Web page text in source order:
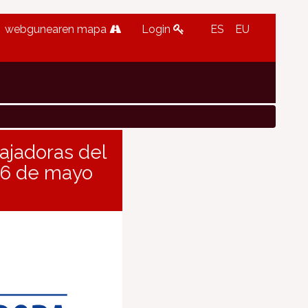
webgunearen mapa Login ES EU
del
de mayo